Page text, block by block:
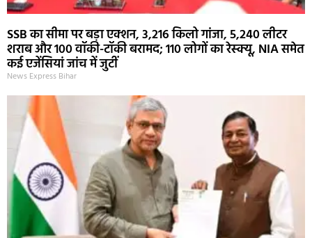
SSB का सीमा पर बड़ा एक्शन, 3,216 किलो गांजा, 5,240 लीटर
शराब और 100 वॉकी-टॉकी बरामद; 110 लोगों का रेस्क्यू, NIA समेत
कई एजेंसियां जांच में जुटीं
News Express Bihar